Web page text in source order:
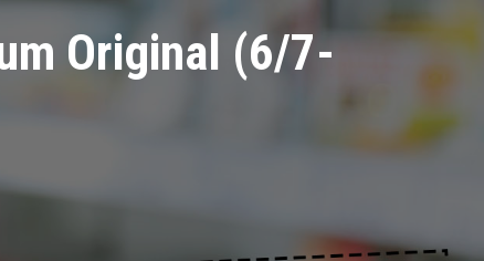
Original (6/7-